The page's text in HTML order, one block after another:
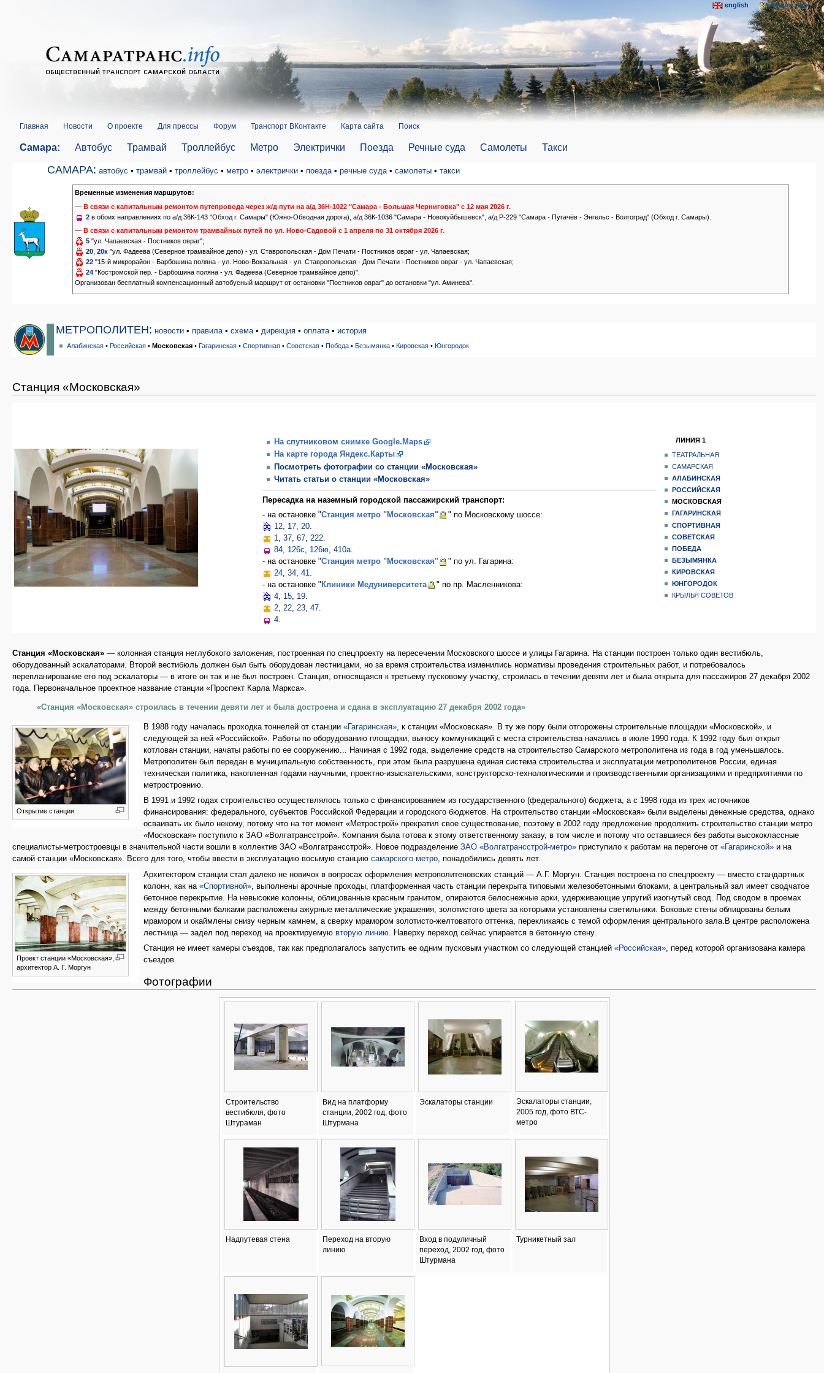
Главная Новости О проекте Для прессы Форум Транспорт ВКонтакте Карта сайта Поиск
Самара: Автобус Трамвай Троллейбус Метро Электрички Поезда Речные суда Самолеты Такси
САМАРА: автобус • трамвай • троллейбус • метро • электрички • поезда • речные суда • самолеты • такси
Временные изменения маршрутов:
—В связи с капитальным ремонтом путепровода через ж/д пути на а/д 36Н-1022 "Самара - Большая Черниговка" с 12 мая 2026 г.
2 в обоих направлениях по а/д 36К-143 "Обход г. Самары" (Южно-Обводная дорога), а/д 36К-1036 "Самара - Новокуйбышевск", а/д Р-229 "Самара - Пугачёв - Энгельс - Волгоград" (Обход г. Самары).
— В связи с капитальным ремонтом трамвайных путей по ул. Ново-Садовой с 1 апреля по 31 октября 2026 г.
5 "ул. Чапаевская - Постников овраг";
20 ,20к "ул. Фадеева (Северное трамвайное депо) - ул. Ставропольская - Дом Печати - Постников овраг - ул. Чапаевская;
22 "15-й микрорайон - Барбошина поляна - ул. Ново-Вокзальная - ул. Ставропольская - Дом Печати - Постников овраг - ул. Чапаевская;
24 "Костромской пер. - Барбошина поляна - ул. Фадеева (Северное трамвайное депо)".
Организован бесплатный компенсационный автобусный маршрут от остановки "Постников овраг" до остановки "ул. Аминева".
МЕТРОПОЛИТЕН: новости • правила• схема• дирекция • оплата• история
Алабинская •Российская •Московская •Гагаринская •Спортивная •Советская •Победа •Безымянка •Кировская •Юнгородок
Станция «Московская»
На спутниковом снимке Google.Maps
На карте города Яндекс.Карты
Посмотреть фотографии со станции «Московская»
Читать статьи о станции «Московская»
Пересадка на наземный городской пассажирский транспорт:
- на остановке "Станция метро "Московская"
" по Московскому шоссе:
12
17 20
1
37 67 222
84
126с 126ю 410а
- на остановке "Станция метро "Московская"
" по ул. Гагарина:
24 34 41
- на остановке " Клиники Медуниверситета
" по пр. Масленникова:
4
15 19
2
22 23 47
4
ЛИНИЯ 1
ТЕАТРАЛЬНАЯ
САМАРСКАЯ
АЛАБИНСКАЯ
РОССИЙСКАЯ
МОСКОВСКАЯ
ГАГАРИНСКАЯ
СПОРТИВНАЯ
СОВЕТСКАЯ
ПОБЕДА
БЕЗЫМЯНКА
КИРОВСКАЯ
ЮНГОРОДОК
КРЫЛЬЯ СОВЕТОВ
Станция «Московская» — колонная станция неглубокого заложения, построенная по спецпроекту на пересечении Московского шоссе и улицы Гагарина. На станции построен только один вестибюль,
оборудованный эскалаторами. Второй вестибюль должен был быть оборудован лестницами, но за время строительства изменились нормативы проведения строительных работ, и потребовалось
перепланирование его под эскалаторы — в итоге он так и не был построен. Станция, относящаяся к третьему пусковому участку, строилась в течении девяти лет и была открыта для пассажиров 27 декабря 2002
года. Первоначальное проектное название станции «Проспект Карла Маркса».
«Станция «Московская» строилась в течении девяти лет и была достроена и сдана в эксплуатацию 27 декабря 2002 года»
Открытие станции
В 1988 году началась проходка тоннелей от станции«Гагаринская», к станции «Московская». В ту же пору были отгорожены строительные площадки «Московской», и
следующей за ней «Российской». Работы по оборудованию площадки, выносу коммуникаций с места строительства начались в июле 1990 года. К 1992 году был открыт
котлован станции, начаты работы по ее сооружению... Начиная с 1992 года, выделение средств на строительство Самарского метрополитена из года в год уменьшалось.
Метрополитен был передан в муниципальную собственность, при этом была разрушена единая система строительства и эксплуатации метрополитенов России, единая
техническая политика, накопленная годами научными, проектно-изыскательскими, конструкторско-технологическими и производственными организациями и предприятиями по
метростроению.
В 1991 и 1992 годах строительство осуществлялось только с финансированием из государственного (федерального) бюджета, а с 1998 года из трех источников
финансирования: федерального, субъектов Российской Федерации и городского бюджетов. На строительство станции «Московская» были выделены денежные средства, однако
осваивать их было некому, потому что на тот момент «Метрострой» прекратил свое существование, поэтому в 2002 году предложение продолжить строительство станции метро
«Московская» поступило к ЗАО «Волгатрансстрой». Компания была готова к этому ответственному заказу, в том числе и потому что оставшиеся без работы высококлассные
специалисты-метростроевцы в значительной части вошли в коллектив ЗАО «Волгатрансстрой». Новое подразделение ЗАО «Волгатрансстрой-метро» приступило к работам на перегоне от «Гагаринской» и на
самой станции «Московская». Всего для того, чтобы ввести в эксплуатацию восьмую станцию самарского метро, понадобились девять лет.
Проект станции «Московская»,
архитектор А. Г. Моргун
Архитектором станции стал далеко не новичок в вопросах оформления метрополитеновских станций — А.Г. Моргун. Станция построена по спецпроекту — вместо стандартных
колонн, как на«Спортивной» , выполнены арочные проходы, платформенная часть станции перекрыта типовыми железобетонными блоками, а центральный зал имеет сводчатое
бетонное перекрытие. На невысокие колонны, облицованные красным гранитом, опираются белоснежные арки, удерживающие упругий изогнутый свод. Под сводом в проемах
между бетонными балками расположены ажурные металлические украшения, золотистого цвета за которыми установлены светильники. Боковые стены облицованы белым
мрамором и окаймлены снизу черным камнем, а сверху мрамором золотисто-желтоватого оттенка, перекликаясь с темой оформления центрального зала.В центре расположена
лестница — задел под переход на проектируемуювторую линию . Наверху переход сейчас упирается в бетонную стену.
Станция не имеет камеры съездов, так как предполагалось запустить ее одним пусковым участком со следующей станцией«Российская», перед которой организована камера
съездов.
Фотографии
Строительство
вестибюля, фото
Штураман
Вид на платформу
станции, 2002 год, фото
Штурмана
Эскалаторы станции
Эскалаторы станции,
2005 год, фото ВТС-
метро
Надпутевая стена
Переход на вторую
линию
Вход в подуличный
переход, 2002 год, фото
Штурмана
Турникетный зал
english AdminLogIn